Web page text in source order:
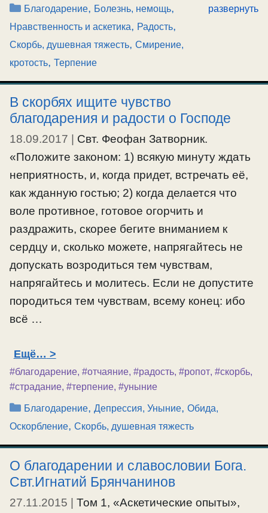
Чувство благодушия.
Чувство терпения.
Чувство довольства тем, что есть.
О возгревании чувств во искушениях и
скорбях.
О чувстве преданности Богу.
Как приобретается духовная радость.
Необходимость понуждения себя.
#радость
#служениеБогу #терпение
Рубрики
Благодарение, Болезнь, немощь,
Нравственность и аскетика, Радость,
Скорбь, душевная тяжесть, Смирение,
кротость, Терпение
развернуть
В скорбях ищите чувство
благодарения и радости о Господе
18.09.2017 | Свт. Феофан Затворник.
«Положите законом: 1) всякую минуту ждать
неприятность, и, когда придет, встречать её,
как жданную гостью; 2) когда делается что
воле противное, готовое огорчить и
раздражить, скорее бегите вниманием к
сердцу и, сколько можете, напрягайтесь не
допускать возродиться тем чувствам,
напрягайтесь и молитесь. Если не допустите
породиться тем чувствам, всему конец: ибо
всё …
Ещё…
#благодарение, #отчаяние, #радость, #ропот, #скорбь,
#страдание, #терпение, #уныние
Рубрики
Благодарение,Депрессия, Уныние,Обида,
Оскорбление, Скорбь, душевная тяжесть
О благодарении и славословии Бога.
Свт.Игнатий Брянчанинов
27.11.2015 | Том 1, «Аскетические опыты»,